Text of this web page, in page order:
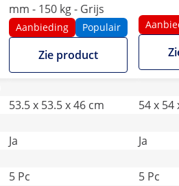
mm - 150 kg - Grijs
Aanbieding Populair
Zie product
53.5 x 53.5 x 46 cm
54 x 54
Ja
Ja
5 Pc
5 Pc